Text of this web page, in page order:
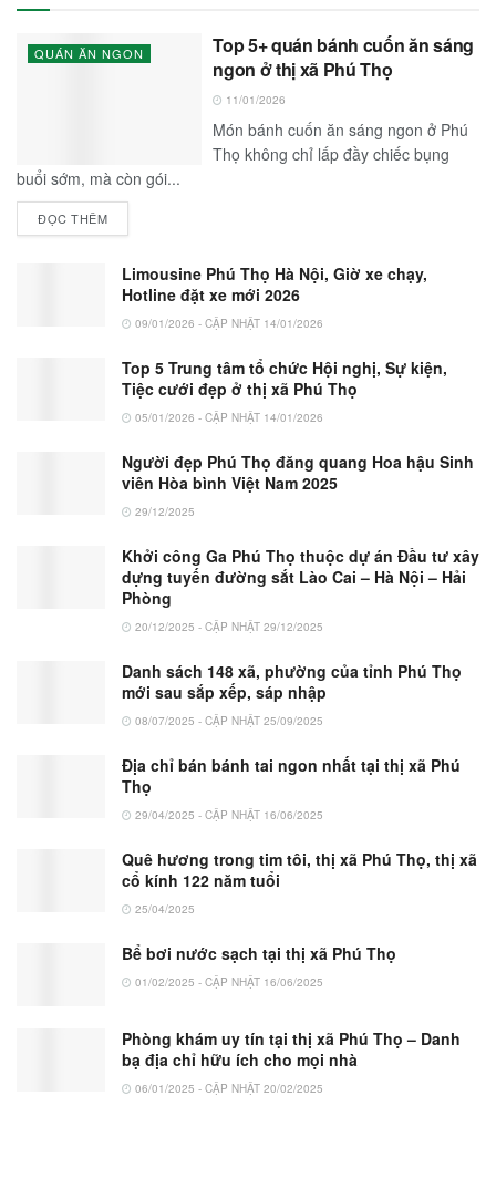
QUÁN ĂN NGON
Top 5+ quán bánh cuốn ăn sáng
ngon ở thị xã Phú Thọ
11/01/2026
Món bánh cuốn ăn sáng ngon ở Phú
Thọ không chỉ lấp đầy chiếc bụng
buổi sớm, mà còn gói...
ĐỌC THÊM
Limousine Phú Thọ Hà Nội, Giờ xe chạy,
Hotline đặt xe mới 2026
09/01/2026 - CẬP NHẬT 14/01/2026
Top 5 Trung tâm tổ chức Hội nghị, Sự kiện,
Tiệc cưới đẹp ở thị xã Phú Thọ
05/01/2026 - CẬP NHẬT 14/01/2026
Người đẹp Phú Thọ đăng quang Hoa hậu Sinh
viên Hòa bình Việt Nam 2025
29/12/2025
Khởi công Ga Phú Thọ thuộc dự án Đầu tư xây
dựng tuyến đường sắt Lào Cai – Hà Nội – Hải
Phòng
20/12/2025 - CẬP NHẬT 29/12/2025
Danh sách 148 xã, phường của tỉnh Phú Thọ
mới sau sắp xếp, sáp nhập
08/07/2025 - CẬP NHẬT 25/09/2025
Địa chỉ bán bánh tai ngon nhất tại thị xã Phú
Thọ
29/04/2025 - CẬP NHẬT 16/06/2025
Quê hương trong tim tôi, thị xã Phú Thọ, thị xã
cổ kính 122 năm tuổi
25/04/2025
Bể bơi nước sạch tại thị xã Phú Thọ
01/02/2025 - CẬP NHẬT 16/06/2025
Phòng khám uy tín tại thị xã Phú Thọ – Danh
bạ địa chỉ hữu ích cho mọi nhà
06/01/2025 - CẬP NHẬT 20/02/2025